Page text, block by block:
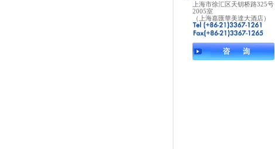
上海市徐汇区天钥桥路325号
2005室
（上海嘉匯華美達大酒店）